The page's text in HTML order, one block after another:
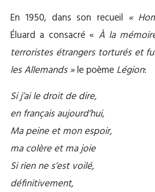
En 1950, dans son recueil «
Éluard a consacré « À la
terroristes étrangers torturés et
les Allemands »le poème Légion:
Si j’ai le droit de dire,
en français aujourd’hui,
Ma peine et mon espoir,
ma colère et ma joie
Si rien ne s’est voilé,
définitivement,